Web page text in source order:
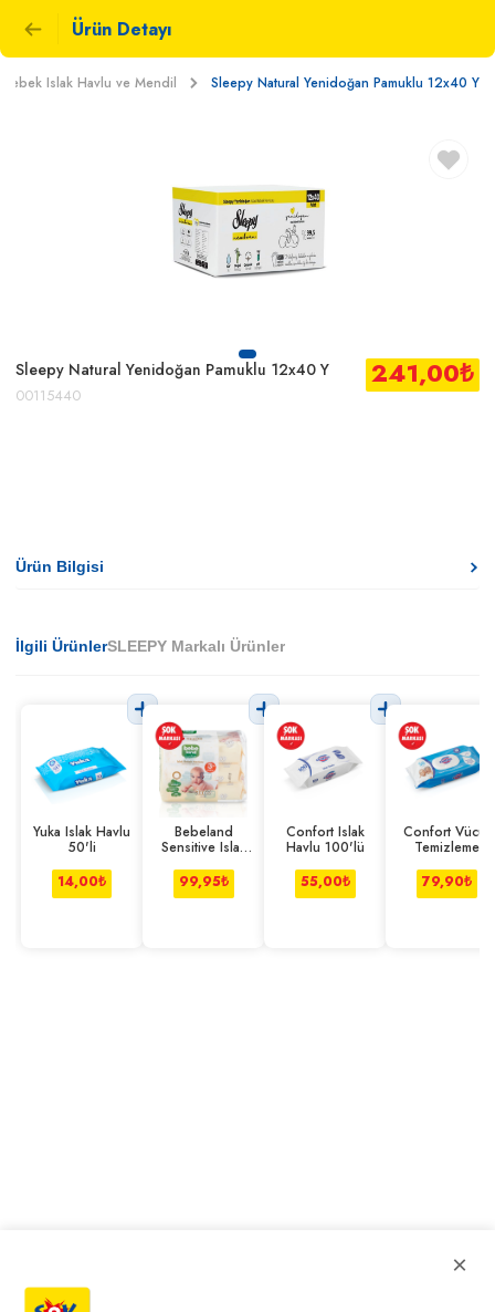
Ürün Detayı
Bebek Islak Havlu ve Mendil Sleepy Natural Yenidoğan Pamuklu 12x40 Y
Sleepy Natural Yenidoğan Pamuklu 12x40 Y
00115440
241,00₺
Ürün Bilgisi
İlgili ÜrünlerSLEEPY Markalı Ürünler
Yuka Islak Havlu
50'li
14,00₺
Bebeland
Sensitive Islak
3*60 Adet
99,95₺
Confort Islak
Havlu 100'lü
55,00₺
Confort Vücut
Temizleme
Adet
79,90₺
×